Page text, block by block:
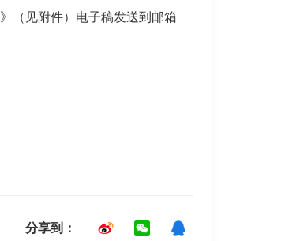
（见附件）电子稿发送到邮箱
分享到：